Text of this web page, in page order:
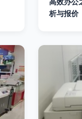
析与报价